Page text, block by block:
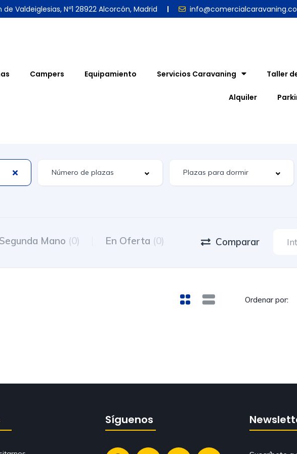
Valdeiglesias, Nº1 28922 Alcorcón, Madrid
Campers Equipamiento Servicios Caravaning Taller
Alquiler
Segunda Mano (0) En Oferta (0) Comparar
Ordenar por:
Síguenos